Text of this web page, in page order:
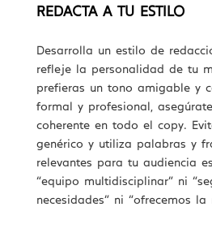
REDACTA A TU ESTILO
Desarrolla un estilo de
refleje la personalidad de tu
prefieras un tono amigable y
formal y profesional,
coherente en todo el copy.
genérico y utiliza palabras y
relevantes para tu audiencia
“equipo multidisciplinar” ni
necesidades” ni “ofrecemos